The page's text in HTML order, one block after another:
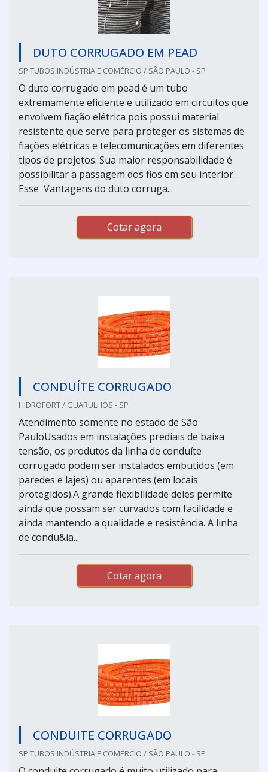
DUTO CORRUGADO EM PEAD
SP TUBOS INDÚSTRIA E COMÉRCIO / SÃO PAULO - SP
O duto corrugado em pead é um tubo
extremamente eficiente e utilizado em circuitos que
envolvem fiação elétrica pois possui material
resistente que serve para proteger os sistemas de
fiações elétricas e telecomunicações em diferentes
tipos de projetos. Sua maior responsabilidade é
possibilitar a passagem dos fios em seu interior.
Esse Vantagens do duto corruga...
Cotar agora
CONDUÍTE CORRUGADO
HIDROFORT / GUARULHOS - SP
Atendimento somente no estado de São
PauloUsados em instalações prediais de baixa
tensão, os produtos da linha de conduíte
corrugado podem ser instalados embutidos (em
paredes e lajes) ou aparentes (em locais
protegidos).A grande flexibilidade deles permite
ainda que possam ser curvados com facilidade e
ainda mantendo a qualidade e resistência. A linha
de condu&ia...
Cotar agora
CONDUITE CORRUGADO
SP TUBOS INDÚSTRIA E COMÉRCIO / SÃO PAULO - SP